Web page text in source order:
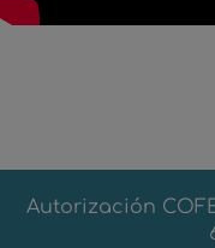
Autorización